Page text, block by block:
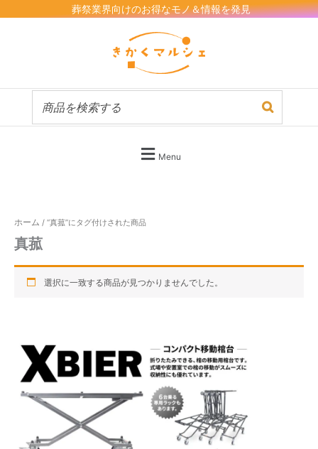
容
プ
葬祭業界向けのお得なモノ＆情報を発見
Menu
ホーム / “真菰”にタグ付けされた商品
真菰
選択に一致する商品が見つかりませんでした。